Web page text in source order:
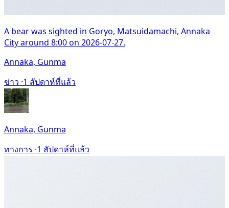
A bear was sighted in Goryo, Matsuidamachi, Annaka
City around 8:00 on 2026-07-27.
Annaka, Gunma
ข่าว ·1 สัปดาห์ที่แล้ว
Annaka, Gunma
ทางการ ·1 สัปดาห์ที่แล้ว